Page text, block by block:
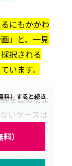
にもかかわ
」と、一見
択される
います。
を高めるよ
いケースは
しさがそれ
勝ち取る計
れているの
料）すると続き
）